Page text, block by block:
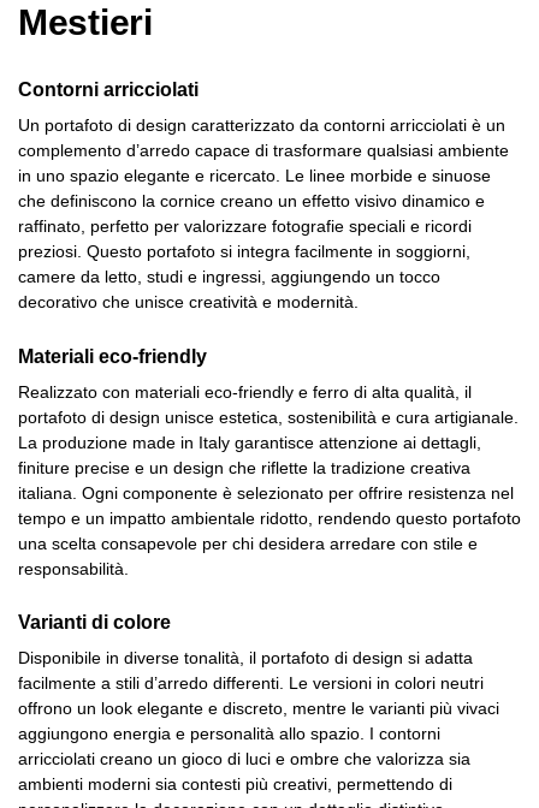
Mestieri
Contorni arricciolati
Un portafoto di design caratterizzato da contorni arricciolati è un
complemento d’arredo capace di trasformare qualsiasi ambiente
in uno spazio elegante e ricercato. Le linee morbide e sinuose
che definiscono la cornice creano un effetto visivo dinamico e
raffinato, perfetto per valorizzare fotografie speciali e ricordi
preziosi. Questo portafoto si integra facilmente in soggiorni,
camere da letto, studi e ingressi, aggiungendo un tocco
decorativo che unisce creatività e modernità.
Materiali eco-friendly
Realizzato con materiali eco-friendly e ferro di alta qualità, il
portafoto di design unisce estetica, sostenibilità e cura artigianale.
La produzione made in Italy garantisce attenzione ai dettagli,
finiture precise e un design che riflette la tradizione creativa
italiana. Ogni componente è selezionato per offrire resistenza nel
tempo e un impatto ambientale ridotto, rendendo questo portafoto
una scelta consapevole per chi desidera arredare con stile e
responsabilità.
Varianti di colore
Disponibile in diverse tonalità, il portafoto di design si adatta
facilmente a stili d’arredo differenti. Le versioni in colori neutri
offrono un look elegante e discreto, mentre le varianti più vivaci
aggiungono energia e personalità allo spazio. I contorni
arricciolati creano un gioco di luci e ombre che valorizza sia
ambienti moderni sia contesti più creativi, permettendo di